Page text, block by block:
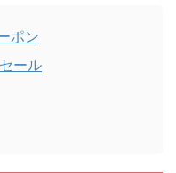
ポン
ール